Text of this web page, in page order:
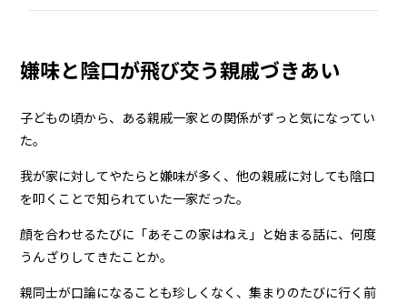
嫌味と陰口が飛び交う親戚づきあい
子どもの頃から、ある親戚一家との関係がずっと気になってい
た。
我が家に対してやたらと嫌味が多く、他の親戚に対しても陰口
を叩くことで知られていた一家だった。
顔を合わせるたびに「あそこの家はねえ」と始まる話に、何度
うんざりしてきたことか。
親同士が口論になることも珍しくなく、集まりのたびに行く前